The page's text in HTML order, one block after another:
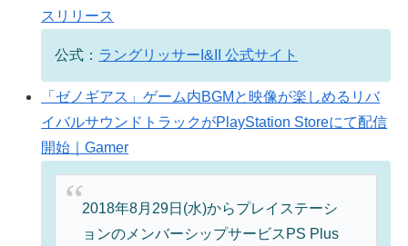
スリリース
公式： ラングリッサーI&II 公式サイト
「ゼノギアス」ゲーム内BGMと映像が楽しめるリバ
イバルサウンドトラックがPlayStation Storeにて配信
開始｜Gamer
2018年8月29日(水)からプレイステーシ
ョンのメンバーシップサービスPS Plus